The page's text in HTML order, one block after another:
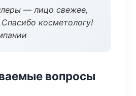
— лицо свежее,
Спасибо косметологу!
вопросы